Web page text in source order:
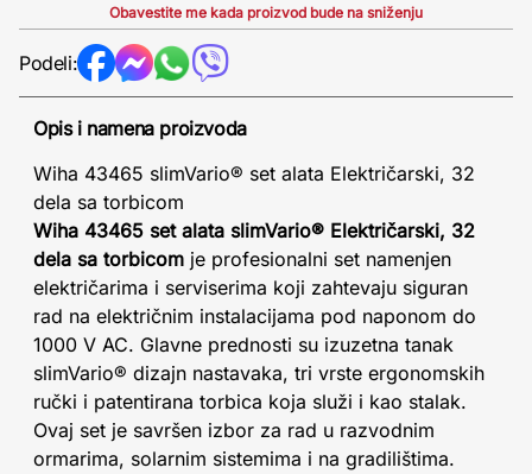
Obavestite me kada proizvod bude na sniženju
Podeli:
Opis i namena proizvoda
Wiha 43465 slimVario® set alata Električarski, 32
dela sa torbicom
Wiha 43465 set alata slimVario® Električarski, 32
dela sa torbicom je profesionalni set namenjen
električarima i serviserima koji zahtevaju siguran
rad na električnim instalacijama pod naponom do
1000 V AC. Glavne prednosti su izuzetna tanak
slimVario® dizajn nastavaka, tri vrste ergonomskih
ručki i patentirana torbica koja služi i kao stalak.
Ovaj set je savršen izbor za rad u razvodnim
ormarima, solarnim sistemima i na gradilištima.